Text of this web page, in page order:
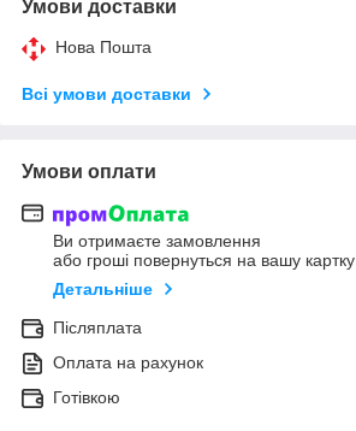
Умови доставки
Нова Пошта
Всі умови доставки
Умови оплати
Ви отримаєте замовлення
або гроші повернуться на вашу картку
Детальніше
Післяплата
Оплата на рахунок
Готівкою